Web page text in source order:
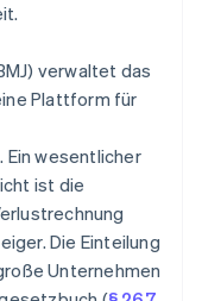
verwaltet das
Plattform für
wesentlicher
ist die
Die Einteilung
Unternehmen